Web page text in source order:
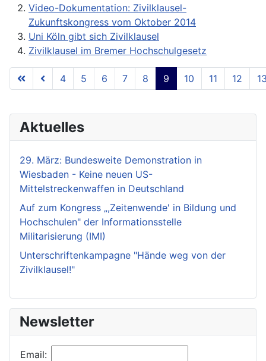
Video-Dokumentation: Zivilklausel-
Zukunftskongress vom Oktober 2014
Uni Köln gibt sich Zivilklausel
Zivilklausel im Bremer Hochschulgesetz
Seite 9 von 18
4 5 6 7 8 9 10 11 12
Aktuelles
29. März: Bundesweite Demonstration in
Wiesbaden - Keine neuen US-
Mittelstreckenwaffen in Deutschland
Auf zum Kongress „,Zeitenwende' in Bildung und
Hochschulen" der Informationsstelle
Militarisierung (IMI)
Unterschriftenkampagne "Hände weg von der
Zivilklausel!"
Newsletter
Email: